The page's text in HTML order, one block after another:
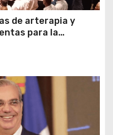
de arterapia y
para la
social